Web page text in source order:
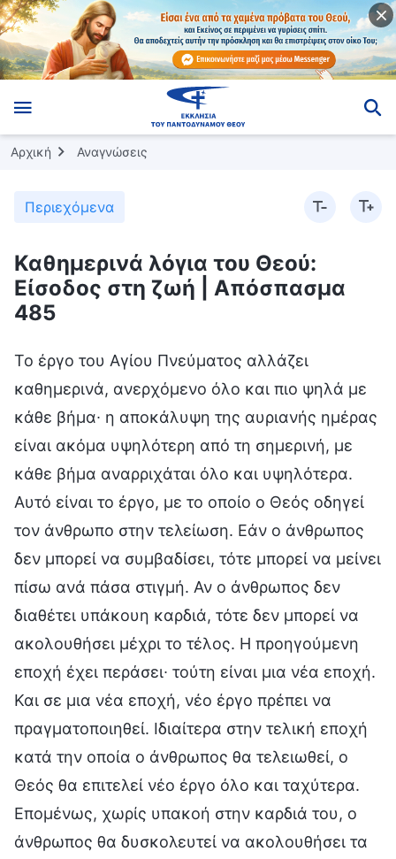
Αρχική Αναγνώσεις
Περιεχόμενα
Καθημερινά λόγια του Θεού:
Είσοδος στη ζωή | Απόσπασμα
485
Το έργο του Αγίου Πνεύματος αλλάζει
καθημερινά, ανερχόμενο όλο και πιο ψηλά με
κάθε βήμα∙ η αποκάλυψη της αυριανής ημέρας
είναι ακόμα υψηλότερη από τη σημερινή, με
κάθε βήμα αναρριχάται όλο και υψηλότερα.
Αυτό είναι το έργο, με το οποίο ο Θεός οδηγεί
τον άνθρωπο στην τελείωση. Εάν ο άνθρωπος
δεν μπορεί να συμβαδίσει, τότε μπορεί να μείνει
πίσω ανά πάσα στιγμή. Αν ο άνθρωπος δεν
διαθέτει υπάκουη καρδιά, τότε δεν μπορεί να
ακολουθήσει μέχρι το τέλος. Η προηγούμενη
εποχή έχει περάσει∙ τούτη είναι μια νέα εποχή.
Και σε μια νέα εποχή, νέο έργο πρέπει να
πραγματοποιηθεί. Ιδιαίτερα στην τελική εποχή
κατά την οποία ο άνθρωπος θα τελειωθεί, ο
Θεός θα επιτελεί νέο έργο όλο και ταχύτερα.
Επομένως, χωρίς υπακοή στην καρδιά του, ο
άνθρωπος θα δυσκολευτεί να ακολουθήσει τα